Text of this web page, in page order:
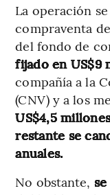
La operación
compraventa
del fondo de
fijado en US$9
compañía a la
(CNV) y a los
US$4,5 millones
restante se
anuales.
No obstante,